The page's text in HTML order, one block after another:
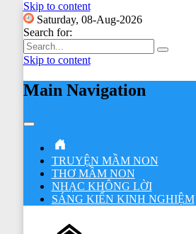
Skip to content
Saturday, 08-Aug-2026
Search for:
Skip to content
Main Navigation
TRUYỆN MẦM NON
THƠ MẦM NON
NHẠC KHÔNG LỜI
SÁNG KIẾN KINH NGHIỆM